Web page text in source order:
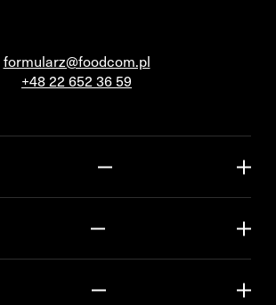
formularz@foodcom.pl
+48 22 652 36 59